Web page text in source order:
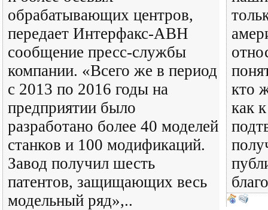
обрабатывающих центров,
передает Интерфакс-АВН
сообщение пресс-службы
компании. «Всего же в период
с 2013 по 2016 годы на
предприятии было
разработано более 40 моделей
станков и 100 модификаций.
Завод получил шесть
патентов, защищающих весь
модельный ряд»,..
кто
как